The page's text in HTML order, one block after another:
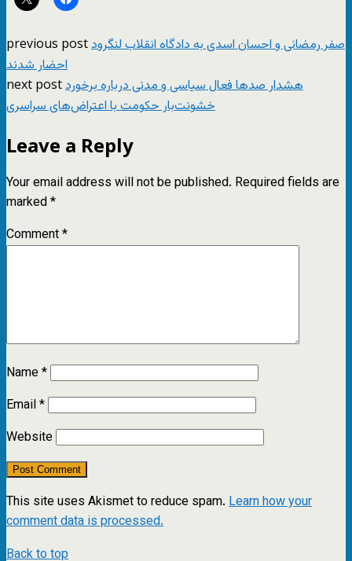
previous postصفر رمضانی و احسان اسدی به دادگاه انقلاب لنگرود
احضار شدند
next postهشدار صدها فعال سیاسی و مدنی درباره برخورد
خشونت‌بار حکومت با اعتراض‌های سراسری
Leave a Reply
Your email address will not be published. Required fields are
marked*
Comment*
Name*
Email*
Website
This site uses Akismet to reduce spam. Learn how your
comment data is processed.
Back to top